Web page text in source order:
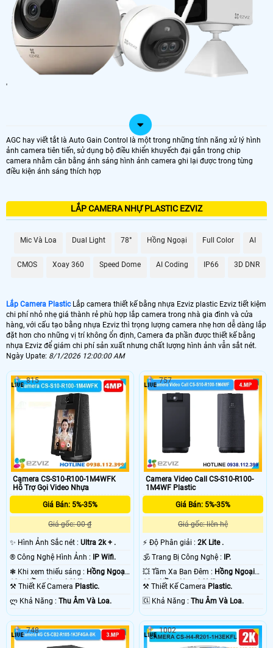
'
AGC hay viết tắt là Auto Gain Control là một trong những tính năng xử lý hình
ảnh camera tiên tiến, sử dụng bộ điều khiển khuyếch đại gắn trong chip
camera nhằm cân bằng ánh sáng hình ảnh camera ghi lại được trong từng
điều kiện ánh sáng thích hợp
LẮP CAMERA NHỰ PLASTIC EZVIZ
Mic Và Loa Dual Light 78° Hồng Ngoại Full Color AI
CMOS Xoay 360 Speed Dome AI Coding IP66 3D DNR
Lắp Camera PlasticLắp camera thiết kế bằng nhựa Ezviz plastic Ezviz tiết kiệm
chi phí nhỏ nhẹ giá thành rẻ phù hợp lắp camera trong nhà gia đình và cửa
hàng, với cấu tạo bằng nhựa Ezviz thì trọng lượng camera nhẹ hơn dễ dàng lắp
đặt hơn cho những vị trí không ổn định, Camera đa phần được thiết kế bằng
nhựa Ezviz để giám chi phí sản xuất nhưng chất lượng hình ảnh vẫn sắt nét.
Ngày Upate: 8/1/2026 12:00:00 AM
Camera CS-S10-R100-1M4WFK
Hỗ Trợ Gọi Video Nhựa
Giá Bán: 5%-35%
Giá gốc: 00 ₫
✨ Hình Ảnh Sắc nét : Ultra 2k + .
®️ Công Nghệ Hình Ảnh :
IP Wifi.
❃ Khi xem thiếu sáng : Hồng Ngoại
10m Hồng Ngoại SMD.
⚒ Thiết Kế Camera Plastic.
️ლ Khả Năng : Thu Âm Và Loa.
815
Camera Video Call CS-S10-R100-
1M4WF Plastic
Giá Bán: 5%-35%
Giá gốc: liên hệ
️⚡ Độ Phân giải :2K Lite .
🕉️ Trang Bị Công Nghệ :
IP.
💥 Tầm Xa Ban Đêm : Hồng Ngoại
10m Hồng Ngoại SMD.
⚒ Thiết Kế Camera Plastic.
️🆑 Khả Năng :Thu Âm Và Loa.
757
748 1002